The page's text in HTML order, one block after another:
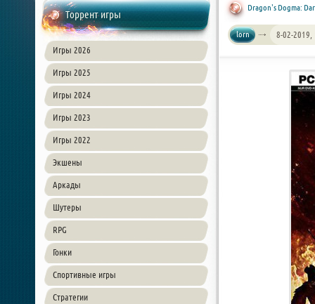
Торрент игры
Игры 2026
Игры 2025
Игры 2024
Игры 2023
Игры 2022
Экшены
Аркады
Шутеры
RPG
Гонки
Спортивные игры
Стратегии
Dragon's Dogma:
lorn 8-02-2019,